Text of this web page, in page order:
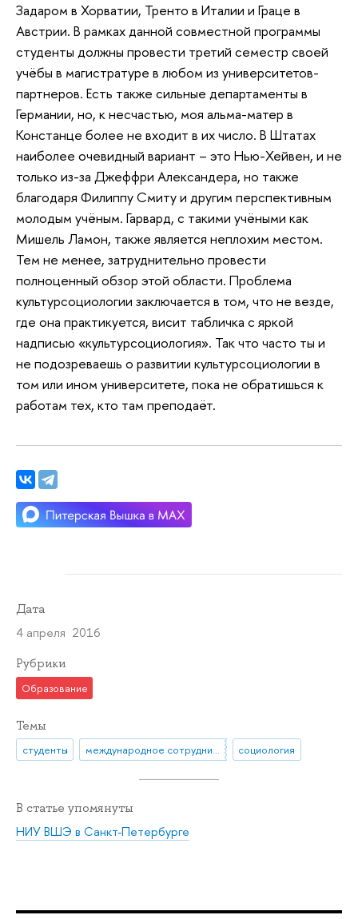
Задаром в Хорватии, Тренто в Италии и Граце в
Австрии. В рамках данной совместной программы
студенты должны провести третий семестр своей
учёбы в магистратуре в любом из университетов-
партнеров. Есть также сильные департаменты в
Германии, но, к несчастью, моя альма-матер в
Констанце более не входит в их число. В Штатах
наиболее очевидный вариант – это Нью-Хейвен, и не
только из-за Джеффри Александера, но также
благодаря Филиппу Смиту и другим перспективным
молодым учёным. Гарвард, с такими учёными как
Мишель Ламон, также является неплохим местом.
Тем не менее, затруднительно провести
полноценный обзор этой области. Проблема
культурсоциологии заключается в том, что не везде,
где она практикуется, висит табличка с яркой
надписью «культурсоциология». Так что часто ты и
не подозреваешь о развитии культурсоциологии в
том или ином университете, пока не обратишься к
работам тех, кто там преподаёт.
Дата
4 апреля 2016
Рубрики
Образование
Темы
студенты международное сотрудничество социология
В статье упомянуты
НИУ ВШЭ в Санкт-Петербурге